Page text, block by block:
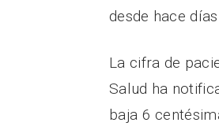
desde hace
La cifra de
Salud ha
baja 6